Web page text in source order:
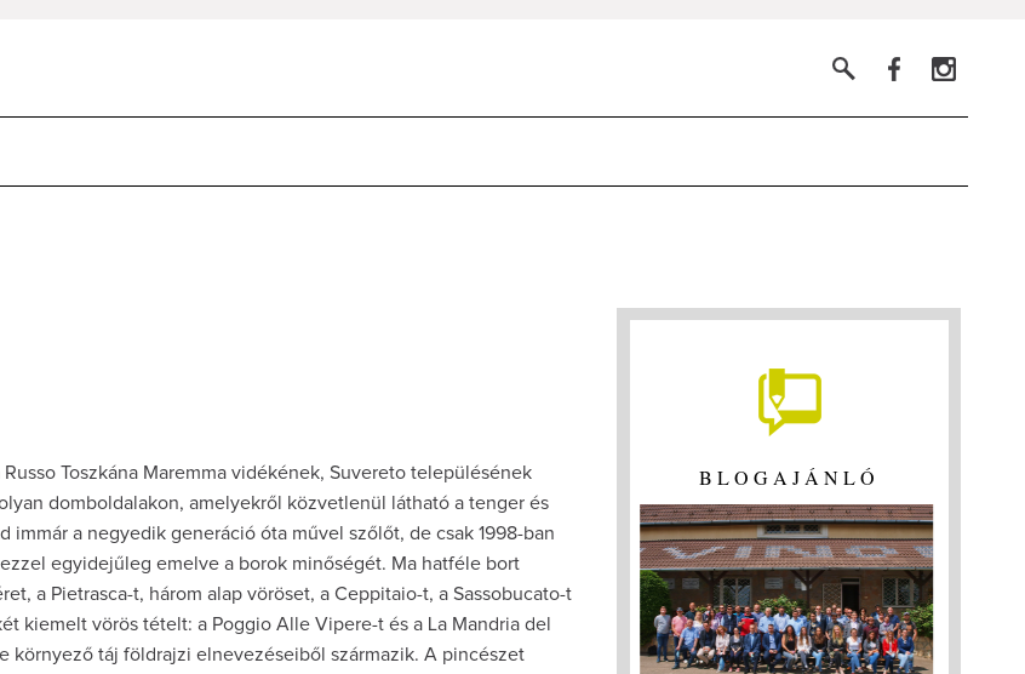
Toszkána Maremma vidékének, Suvereto településének
domboldalakon, amelyekről közvetlenül látható a tenger és
immár a negyedik generáció óta művel szőlőt, de csak 1998-ban
egyidejűleg emelve a borok minőségét. Ma hatféle bort
a Pietrasca-t, három alap vöröset, a Ceppitaio-t, a Sassobucato-t
kiemelt vörös tételt: a Poggio Alle Vipere-t és a La Mandria del
környező táj földrajzi elnevezéseiből származik. A pincészet
BLOGAJÁNLÓ